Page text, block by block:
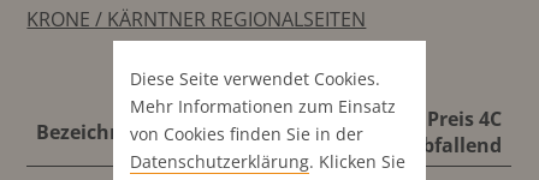
KRONE / KÄRNTNER REGIONALSEITEN
Bezeichnung
Format
abfallend
Preis S/W
abfallend
Preis 4C
abfallend
Diese Seite verwendet Cookies.
Mehr Informationen zum Einsatz
von Cookies finden Sie in der
Datenschutz­erklärung. Klicken Sie